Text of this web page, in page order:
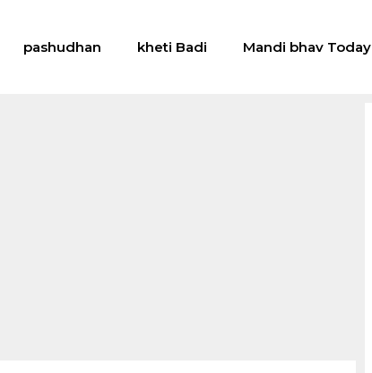
pashudhan kheti Badi Mandi bhav Today